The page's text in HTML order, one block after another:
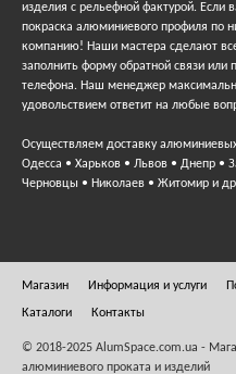
изделия с рельефной фактурой. Если
покраска алюминиевого профиля по
компанию! Наши мастера сделают
заполнить форму обратной связи
телефона. Наш менеджер
удовольствием ответит на любые
Осуществляем доставку
Одесса • Харьков • Львов • Днепр •
Черновцы • Николаев • Житомир и
Магазин Информация и услуги
Каталоги Контакты
© 2018-2025 AlumSpace.com.ua -
алюминиевого проката и изделий